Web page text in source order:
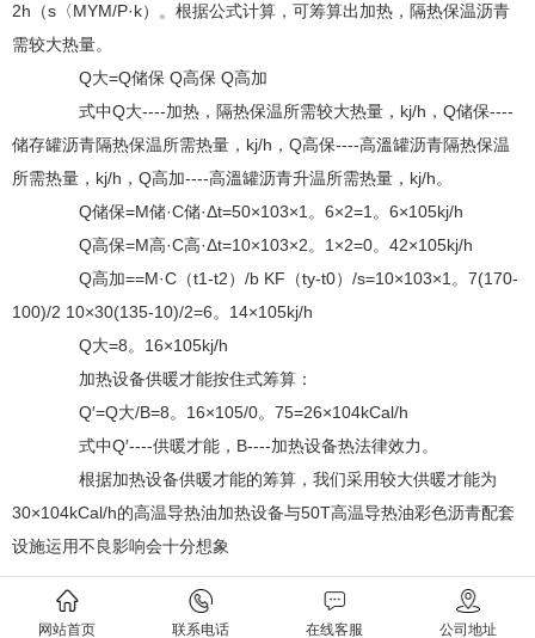
2h（s〈MYM/P·k）。根据公式计算，可筹算出加热，隔热保温沥青
需较大热量。
Q大=Q储保 Q高保 Q高加
式中Q大----加热，隔热保温所需较大热量，kj/h，Q储保----
储存罐沥青隔热保温所需热量，kj/h，Q高保----高溫罐沥青隔热保温
所需热量，kj/h，Q高加----高溫罐沥青升温所需热量，kj/h。
Q储保=M储·C储·Δt=50×103×1。6×2=1。6×105kj/h
Q高保=M高·C高·Δt=10×103×2。1×2=0。42×105kj/h
Q高加==M·C（t1-t2）/b KF（ty-t0）/s=10×103×1。7(170-
100)/2 10×30(135-10)/2=6。14×105kj/h
Q大=8。16×105kj/h
加热设备供暖才能按住式筹算：
Q′=Q大/B=8。16×105/0。75=26×104kCal/h
式中Q′----供暖才能，B----加热设备热法律效力。
根据加热设备供暖才能的筹算，我们采用较大供暖才能为
30×104kCal/h的高温导热油加热设备与50T高温导热油彩色沥青配套
设施运用不良影响会十分想象
上一条：
彩色沥青在保养时应做好哪些细节工作
下一条：彩色沥青与单机摊铺的异同点
网站首页 联系电话 在线客服 公司地址